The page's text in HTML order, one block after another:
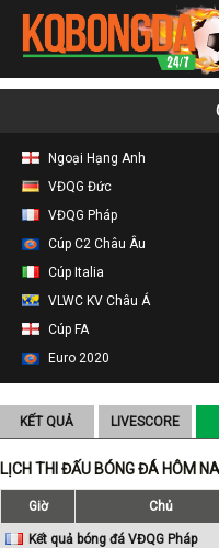
Ngoại Hạng Anh
VĐQG Đức
VĐQG Pháp
Cúp C2 Châu Âu
Cúp Italia
VLWC KV Châu Á
Cúp FA
Euro 2020
KẾT QUẢ LIVESCORE
LỊCH THI ĐẤU BÓNG ĐÁ HÔM
Giờ Chủ
Kết quả bóng đá VĐQG Pháp